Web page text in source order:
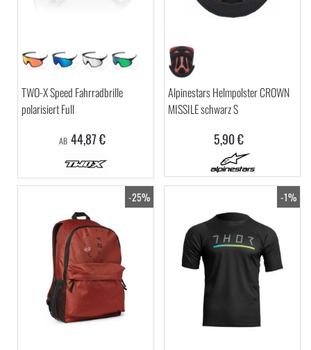
TWO-X Speed Fahrradbrille
polarisiert Full
AB 44,87 €
Alpinestars Helmpolster CROWN
MISSILE schwarz S
5,90 €
-25% -1%